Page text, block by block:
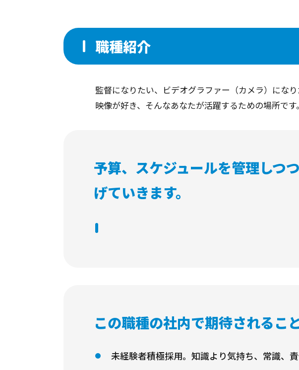
職種紹介
監督になりたい、ビデオグラファー（カメラ）にな
映像が好き、そんなあなたが活躍するための場所です。
予算、スケジュールを管理しつ
げていきます。
この職種の社内で期待されるこ
未経験者積極採用。知識より気持ち、常識、責